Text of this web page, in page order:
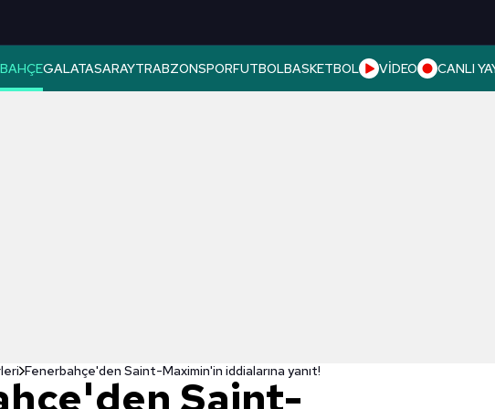
GALATASARAYTRABZONSPORFUTBOLBASKETBOL VİDEO CANLI
Fenerbahçe'den Saint-Maximin'in iddialarına yanıt!
Saint-